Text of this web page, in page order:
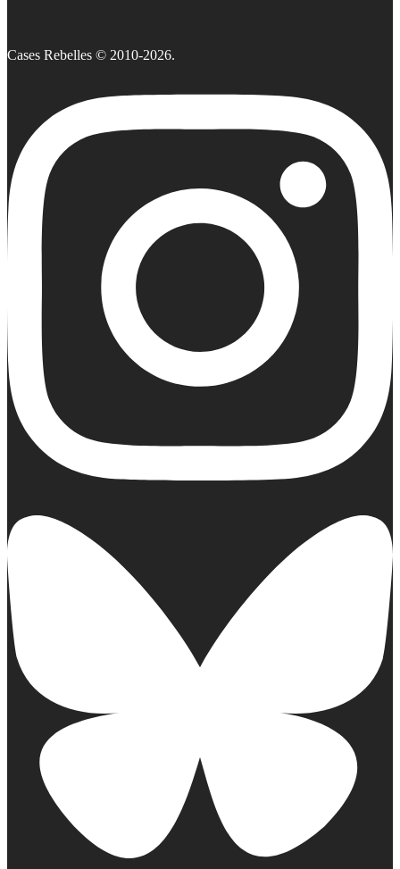
Cases Rebelles © 2010-2026.